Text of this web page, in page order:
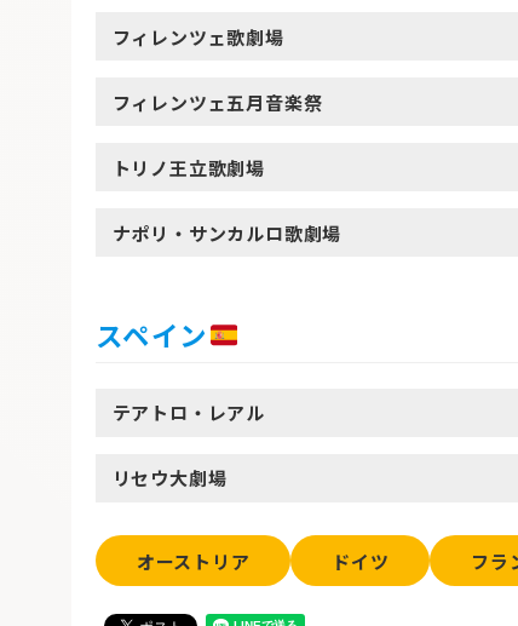
フィレンツェ歌劇場
フィレンツェ五月音楽祭
トリノ王立歌劇場
ナポリ・サンカルロ歌劇場
スペイン
テアトロ・レアル
リセウ大劇場
オーストリア ドイツ フラ